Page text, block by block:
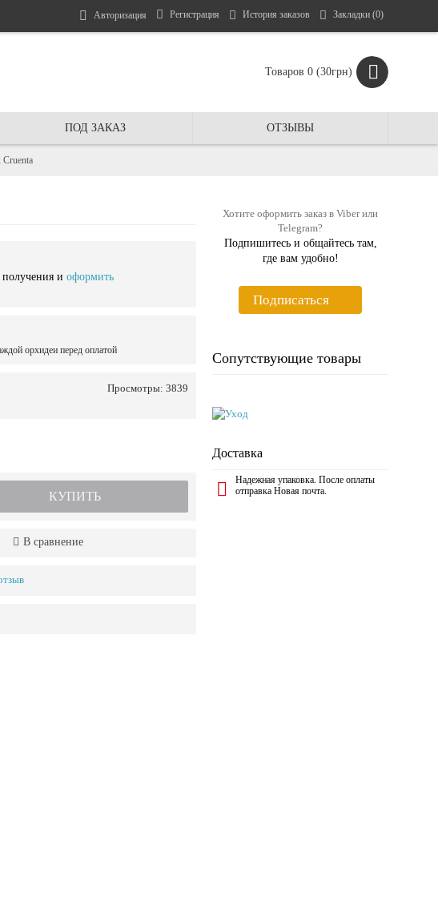
Авторизация Регистрация История заказов Закладки (0)
Товаров 0 (30грн)
ПОД ЗАКАЗ ОТЗЫВЫ
Хотите оформить заказ в Viber или
Telegram?
Подпишитесь и общайтесь там,
где вам удобно!
Подписаться
Сопутствующие товары
Доставка
Надежная упаковка. После оплаты
отправка Новая почта.
и оформить
орхидеи перед оплатой
Просмотры: 3839
КУПИТЬ
В сравнение